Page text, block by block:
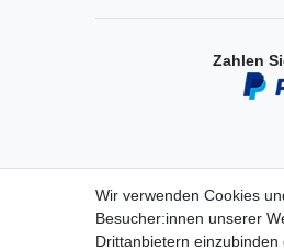
Zahlen
Einkaufen
Wir verwenden Cookies
Besucher:innen unserer
Drittanbietern